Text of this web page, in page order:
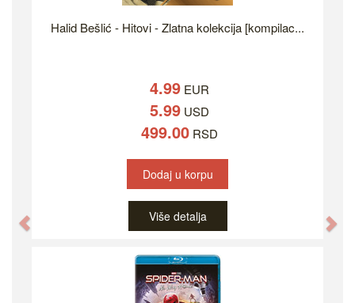
Halid Bešlić - Hitovi - Zlatna kolekcija [kompilac...
4.99 EUR
5.99 USD
499.00 RSD
Dodaj u korpu
Više detalja